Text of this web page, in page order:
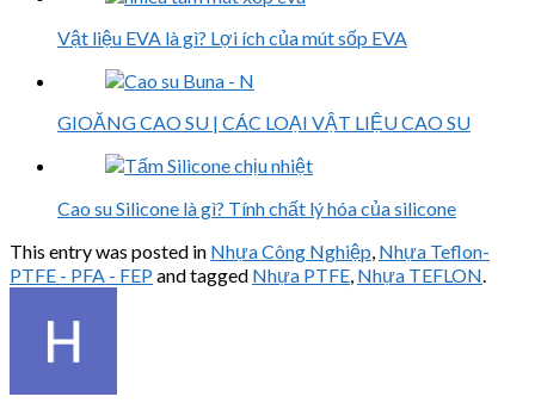
Vật liệu EVA là gì? Lợi ích của mút sốp EVA
GIOĂNG CAO SU | CÁC LOẠI VẬT LIỆU CAO SU
Cao su Silicone là gì? Tính chất lý hóa của silicone
This entry was posted in Nhựa Công Nghiệp, Nhựa Teflon-
PTFE - PFA - FEP and tagged Nhựa PTFE, Nhựa TEFLON.